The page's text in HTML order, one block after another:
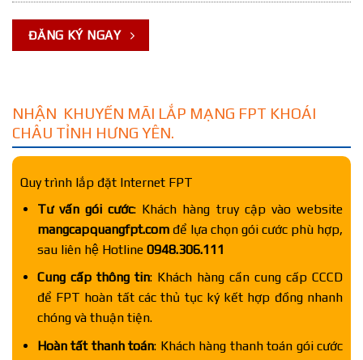
ĐĂNG KÝ NGAY
NHẬN KHUYẾN MÃI LẮP MẠNG FPT KHOÁI
CHÂU TỈNH HƯNG YÊN.
Quy trình lắp đặt Internet FPT
Tư vấn gói cước: Khách hàng truy cập vào website
mangcapquangfpt.comđể lựa chọn gói cước phù hợp,
sau liên hệ Hotline 0948.306.111
Cung cấp thông tin: Khách hàng cần cung cấp CCCD
để FPT hoàn tất các thủ tục ký kết hợp đồng nhanh
chóng và thuận tiện.
Hoàn tất thanh toán: Khách hàng thanh toán gói cước